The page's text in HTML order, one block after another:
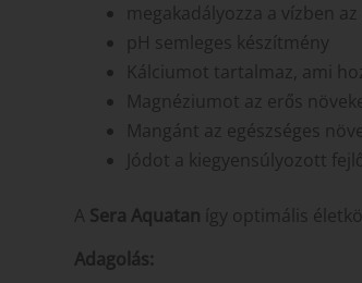
megakadályozza a vízben
pH semleges készítmény
Kálciumot tartalmaz, ami
Magnéziumot az erős
Mangánt az egészséges
Jódot a kiegyensúlyozott
A Sera Aquatan így optimális
Adagolás: